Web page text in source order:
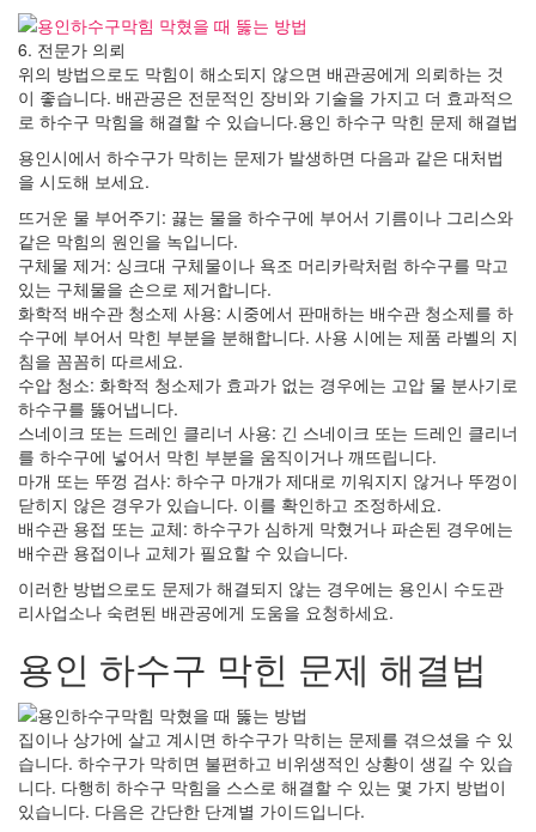
6. 전문가 의뢰
위의 방법으로도 막힘이 해소되지 않으면 배관공에게 의뢰하는 것
이 좋습니다. 배관공은 전문적인 장비와 기술을 가지고 더 효과적으
로 하수구 막힘을 해결할 수 있습니다.용인 하수구 막힌 문제 해결법
용인시에서 하수구가 막히는 문제가 발생하면 다음과 같은 대처법
을 시도해 보세요.
뜨거운 물 부어주기: 끓는 물을 하수구에 부어서 기름이나 그리스와
같은 막힘의 원인을 녹입니다.
구체물 제거: 싱크대 구체물이나 욕조 머리카락처럼 하수구를 막고
있는 구체물을 손으로 제거합니다.
화학적 배수관 청소제 사용: 시중에서 판매하는 배수관 청소제를 하
수구에 부어서 막힌 부분을 분해합니다. 사용 시에는 제품 라벨의 지
침을 꼼꼼히 따르세요.
수압 청소: 화학적 청소제가 효과가 없는 경우에는 고압 물 분사기로
하수구를 뚫어냅니다.
스네이크 또는 드레인 클리너 사용: 긴 스네이크 또는 드레인 클리너
를 하수구에 넣어서 막힌 부분을 움직이거나 깨뜨립니다.
마개 또는 뚜껑 검사: 하수구 마개가 제대로 끼워지지 않거나 뚜껑이
닫히지 않은 경우가 있습니다. 이를 확인하고 조정하세요.
배수관 용접 또는 교체: 하수구가 심하게 막혔거나 파손된 경우에는
배수관 용접이나 교체가 필요할 수 있습니다.
이러한 방법으로도 문제가 해결되지 않는 경우에는 용인시 수도관
리사업소나 숙련된 배관공에게 도움을 요청하세요.
용인 하수구 막힌 문제 해결법
집이나 상가에 살고 계시면 하수구가 막히는 문제를 겪으셨을 수 있
습니다. 하수구가 막히면 불편하고 비위생적인 상황이 생길 수 있습
니다. 다행히 하수구 막힘을 스스로 해결할 수 있는 몇 가지 방법이
있습니다. 다음은 간단한 단계별 가이드입니다.